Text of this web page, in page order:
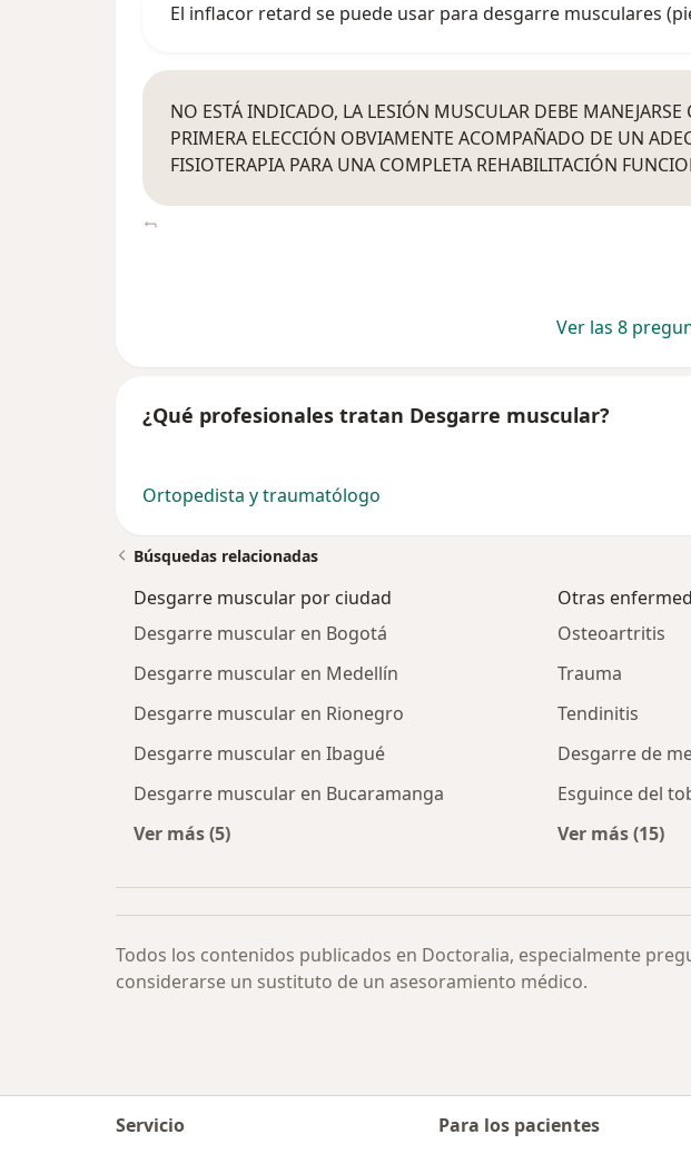
El inflacor retard se puede usar para desgarre musculares
NO ESTÁ INDICADO, LA LESIÓN MUSCULAR DEBE
PRIMERA ELECCIÓN OBVIAMENTE ACOMPAÑADO DE UN
FISIOTERAPIA PARA UNA COMPLETA REHABILITACIÓN
Ver las 8
¿Qué profesionales tratan Desgarre muscular?
Ortopedista y traumatólogo
Búsquedas relacionadas
Desgarre muscular por ciudad
Desgarre muscular en Bogotá
Desgarre muscular en Medellín
Desgarre muscular en Rionegro
Desgarre muscular en Ibagué
Desgarre muscular en Bucaramanga
Ver más (5)
Otras
Osteoartritis
Trauma
Tendinitis
Desgarre de
Esguince del
Ver más (15)
Todos los contenidos publicados en Doctoralia, especialmente
considerarse un sustituto de un asesoramiento médico.
Servicio Para los pacientes